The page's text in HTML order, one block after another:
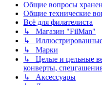
Общие вопросы
Общие технические
Всё для филателиста
↳ Магазин "FilMan"
↳ Иллюстрированные
↳ Марки
↳ Целые и цельные
конверты,
↳ Аксессуары